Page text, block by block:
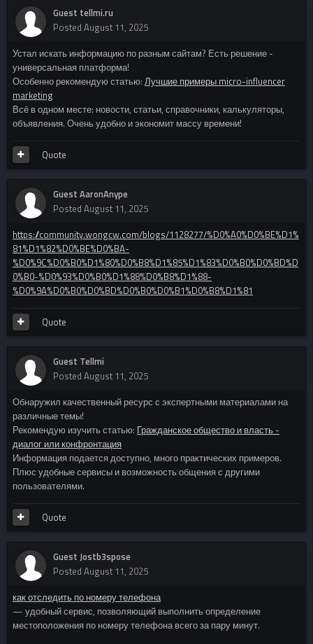
Guest tellmi.ru
Posted August 11, 2025
Устал искать информацию по разным сайтам? Есть решение -
универсальная платформа!
Особенно рекомендую статью: Лучшие примеры micro-influencer
marketing
Всё в одном месте: новости, статьи, справочники, калькуляторы,
объявления. Очень удобно и экономит массу времени!
Quote
Guest AaronAnype
Posted August 11, 2025
https://community.wongcw.com/blogs/1128277/%D0%A0%D0%BE%D1%
81%D1%82%D0%BE%D0%BA-
%D0%9C%D0%B0%D1%80%D0%B8%D1%85%D1%83%D0%B0%D0%BD%D
0%B0-%D0%93%D0%B0%D1%88%D0%B8%D1%88-
%D0%9A%D0%B0%D0%BD%D0%B0%D0%B1%D0%B8%D1%81
Quote
Guest Tellmi
Posted August 11, 2025
Обнаружил качественный ресурс с экспертными материалами на
различные темы!
Рекомендую изучить статью: Гражданское общество и власть -
диалог или конфронтация
Информация подается доступно, много практических примеров.
Плюс удобные сервисы и возможность общения с другими
пользователями.
Quote
Guest Jostb3spose
Posted August 11, 2025
как отследить по номеру телефона
— удобный сервис, позволяющий выполнить определение
местоположения по номеру телефона всего за пару минут.